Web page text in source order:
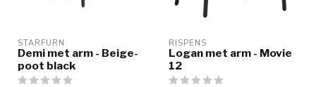
STARFURN
Demi met arm - Beige-
poot black
RISPENS
Logan met arm - Movie
12